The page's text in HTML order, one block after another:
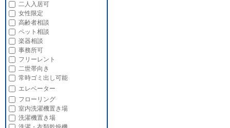
二人入居可
女性限定
高齢者相談
ペット相談
楽器相談
事務所可
フリーレント
二世帯向き
常時ゴミ出し可能
エレベーター
フローリング
室内洗濯機置き場
洗濯機置き場